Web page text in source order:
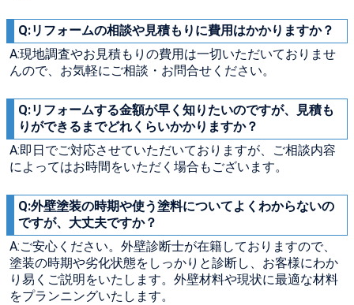
Q:リフォームの相談や見積もりに費用はかかりますか？
A:現地調査やお見積もりの費用は一切いただいておりませ
んので、お気軽にご相談・お問合せください。
Q:リフォームする金額が早く知りたいのですが、見積も
りができるまでどれくらいかかりますか？
A:即日でご対応させていただいておりますが、ご相談内容
によってはお時間をいただく場合もございます。
Q:外壁塗装の時期や使う塗料についてよくわからないの
ですが、大丈夫ですか？
A:ご安心ください。外壁診断士が在籍しておりますので、
塗装の時期や劣化状態をしっかりと診断し、お客様にわか
り易くご説明をいたします。外壁材料や現状に最適な材料
をプランニングいたします。